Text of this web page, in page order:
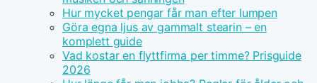
Hur mycket pengar får man efter lumpen
Göra egna ljus av gammalt stearin – en
komplett guide
Vad kostar en flyttfirma per timme? Prisguide
2026